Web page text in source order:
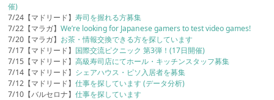
催)
7/24【マドリード】寿司を握れる方募集
7/22【マラガ】We’re looking for Japanese gamers to test video games!
7/20【マラガ】 お茶・情報交換できる方を探しています
7/17【マドリード】 国際交流ピクニック 第3弾！(17日開催)
7/15【マドリード】高級寿司店にてホール・キッチンスタッフ募集
7/14【マドリード】 シェアハウス・ピソ入居者を募集
7/12【マドリード】仕事を探しています (データ分析)
7/10【バルセロナ】仕事を探しています